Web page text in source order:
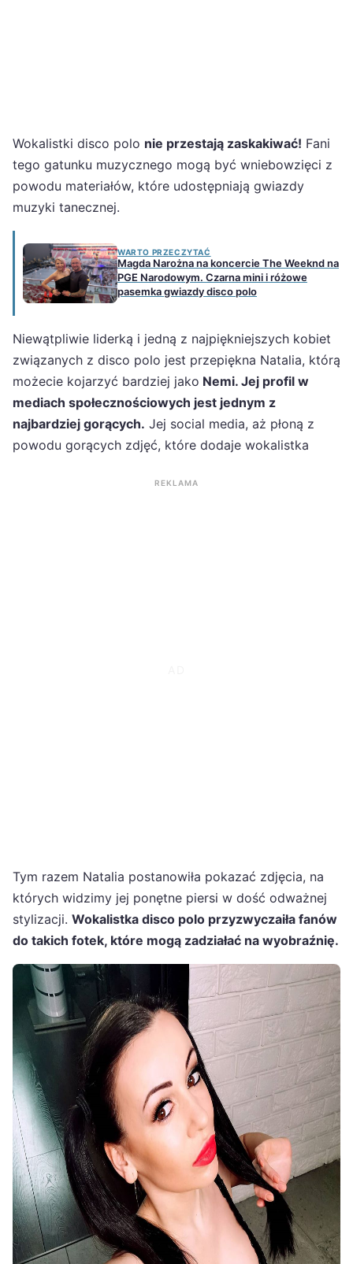
Wokalistki disco polo nie przestają zaskakiwać! Fani
tego gatunku muzycznego mogą być wniebowzięci z
powodu materiałów, które udostępniają gwiazdy
muzyki tanecznej.
WARTO PRZECZYTAĆ
Magda Narożna na koncercie The Weeknd na
PGE Narodowym. Czarna mini i różowe
pasemka gwiazdy disco polo
Niewątpliwie liderką i jedną z najpiękniejszych kobiet
związanych z disco polo jest przepiękna Natalia, którą
możecie kojarzyć bardziej jako Nemi. Jej profil w
mediach społecznościowych jest jednym z
najbardziej gorących. Jej social media, aż płoną z
powodu gorących zdjęć, które dodaje wokalistka
REKLAMA
Tym razem Natalia postanowiła pokazać zdjęcia, na
których widzimy jej ponętne piersi w dość odważnej
stylizacji. Wokalistka disco polo przyzwyczaiła fanów
do takich fotek, które mogą zadziałać na wyobraźnię.